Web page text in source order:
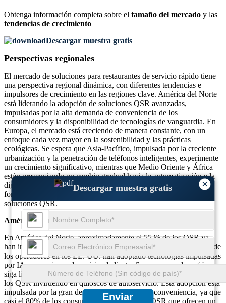
×
Descargar muestra gratis
Enviar
Obtenga información completa sobre el tamaño del mercado y las
tendencias de crecimiento
Descargar muestra gratis
Perspectivas regionales
El mercado de soluciones para restaurantes de servicio rápido tiene
una perspectiva regional dinámica, con diferentes tendencias e
impulsores de crecimiento en las regiones clave. América del Norte
está liderando la adopción de soluciones QSR avanzadas,
impulsadas por la alta demanda de conveniencia de los
consumidores y la disponibilidad de tecnologías de vanguardia. En
Europa, el mercado está creciendo de manera constante, con un
enfoque cada vez mayor en la sostenibilidad y las prácticas
ecológicas. Se espera que Asia-Pacífico, impulsada por la creciente
urbanización y la penetración de teléfonos inteligentes, experimente
un crecimiento significativo, mientras que Medio Oriente y África
están presenciando un cambio gradual hacia la automatización y la
digitalización en los QSR. Estas dinámicas regionales están dando
forma a la trayectoria de crecimiento general del mercado de
soluciones QSR.
América del norte
En América del Norte, aproximadamente el 55 % de los QSR ya
han integrado soluciones móviles de pedidos y entrega, y el 70 % de
los operadores en los EE. UU. han adoptado tecnologías impulsadas
por IA para mejorar el servicio al cliente. Se espera que la región
siga liderando en términos de avances tecnológicos, con un 60% de
los QSR invirtiendo en quioscos de autoservicio. Esta adopción está
impulsada por la gran demanda de velocidad y conveniencia, ya que
casi el 80% de los consumidores prefieren los QSR que ofrecen un